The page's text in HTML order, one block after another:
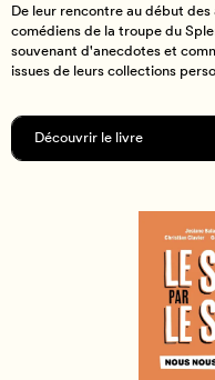
De leur rencontre au début des
comédiens de la troupe du
souvenant d'anecdotes et
issues de leurs collections
Découvrir le livre